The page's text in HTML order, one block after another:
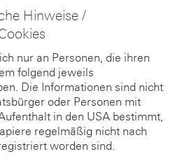
Hinweise /
nur an Personen, die ihren
folgend jeweils
Die Informationen sind nicht
oder Personen mit
in den USA bestimmt,
regelmäßig nicht nach
worden sind.